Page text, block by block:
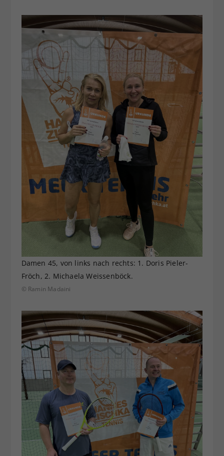
Damen 45, von links nach rechts: 1. Doris Pieler-
Fröch, 2. Michaela Weissenböck.
© Ramin Madaini